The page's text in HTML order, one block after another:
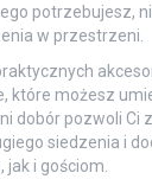
potrzebujesz,
w przestrzeni.
które możesz
dobór pozwoli Ci
siedzenia i
i gościom.